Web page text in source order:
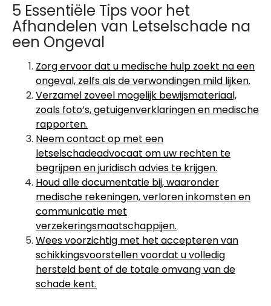
5 Essentiële Tips voor het
Afhandelen van Letselschade na
een Ongeval
Zorg ervoor dat u medische hulp zoekt na een
ongeval, zelfs als de verwondingen mild lijken.
Verzamel zoveel mogelijk bewijsmateriaal,
zoals foto’s, getuigenverklaringen en medische
rapporten.
Neem contact op met een
letselschadeadvocaat om uw rechten te
begrijpen en juridisch advies te krijgen.
Houd alle documentatie bij, waaronder
medische rekeningen, verloren inkomsten en
communicatie met
verzekeringsmaatschappijen.
Wees voorzichtig met het accepteren van
schikkingsvoorstellen voordat u volledig
hersteld bent of de totale omvang van de
schade kent.